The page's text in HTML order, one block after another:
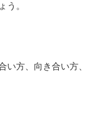
う。
い方、向き合い方、